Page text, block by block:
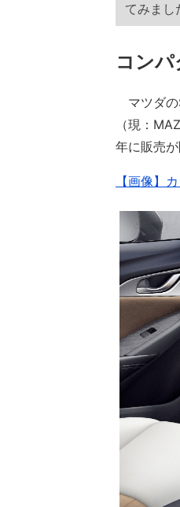
てみまし
コン
マツダの
（現：
年に販売
【画像】